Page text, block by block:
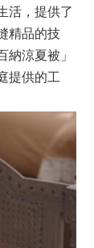
活，提供了
精品的技
涼夏被」
提供的工